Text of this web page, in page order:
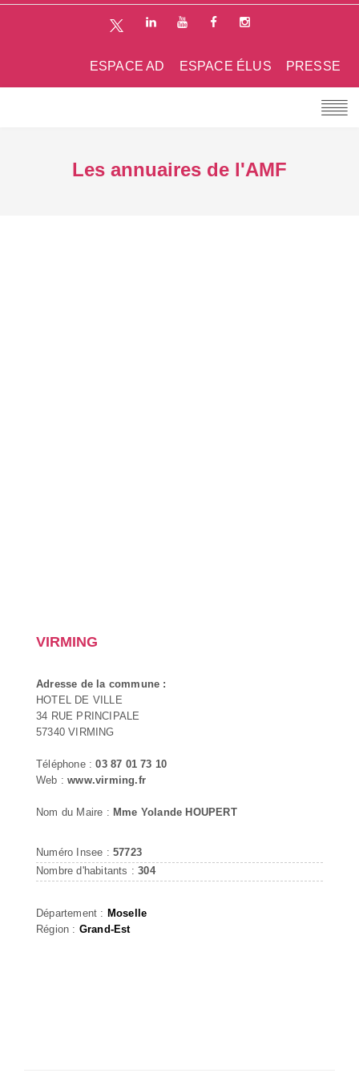
PRESSE
ESPACE ÉLUS
ESPACE AD
Les annuaires de l'AMF
VIRMING
Adresse de la commune :
HOTEL DE VILLE
34 RUE PRINCIPALE
57340 VIRMING
Téléphone :03 87 01 73 10
Web :www.virming.fr
Nom du Maire : Mme Yolande HOUPERT
Numéro Insee : 57723
Nombre d'habitants :304
Département : Moselle
Région : Grand-Est